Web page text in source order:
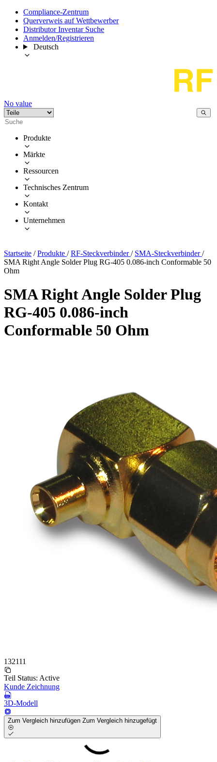
Compliance-Zentrum
Querverweis auf Wettbewerber
Distributor Inventar Suche
Anmelden/Registrieren
Deutsch
No value
Produkte
Märkte
Ressourcen
Technisches Zentrum
Kontakt
Unternehmen
Startseite / Produkte / RF-Steckverbinder/ SMA-Steckverbinder/
SMA Right Angle Solder Plug RG-405 0.086-inch Conformable 50
Ohm
SMA Right Angle Solder Plug
RG-405 0.086-inch
Conformable 50 Ohm
132111
Teil Status: Active
Kunde Zeichnung
3D-Modell
Zum Vergleich hinzufügen Zum Vergleich hinzugefügt